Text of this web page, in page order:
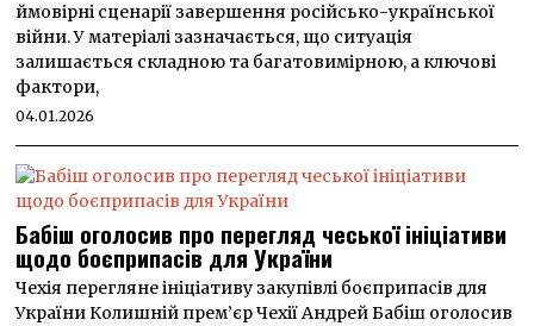
ймовірні сценарії завершення російсько-української
війни. У матеріалі зазначається, що ситуація
залишається складною та багатовимірною, а ключові
фактори,
04.01.2026
Бабіш оголосив про перегляд чеської ініціативи
щодо боєприпасів для України
Чехія перегляне ініціативу закупівлі боєприпасів для
України Колишній прем’єр Чехії Андрей Бабіш оголосив